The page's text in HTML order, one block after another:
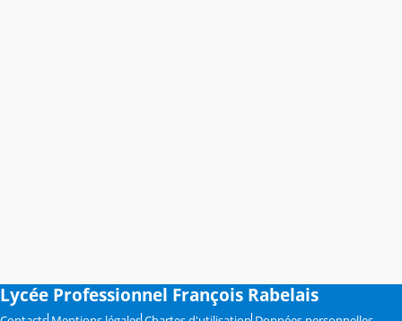
Lycée Professionnel François Rabelais